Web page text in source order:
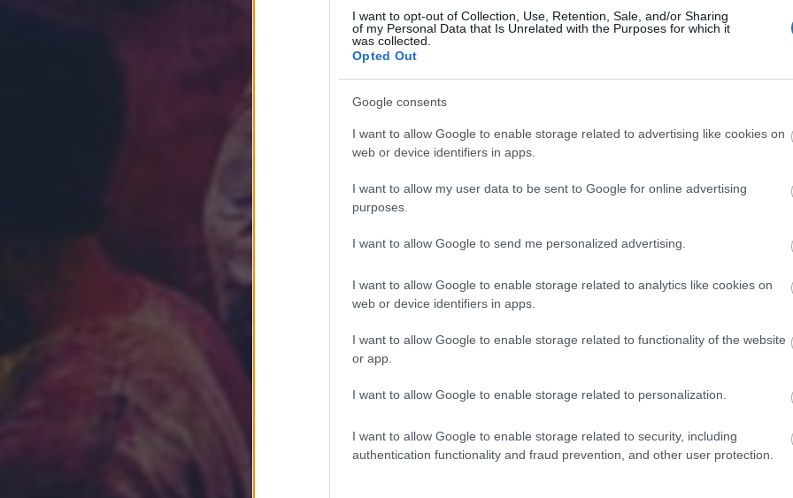
I want to opt-out of Collection, Use, Retention, Sale, and/or Sharing
of my Personal Data that Is Unrelated with the Purposes for which it
was collected.
Opted Out
Google consents
I want to allow Google to enable storage related to advertising like cookies on
web or device identifiers in apps.
I want to allow my user data to be sent to Google for online advertising
purposes.
I want to allow Google to send me personalized advertising.
I want to allow Google to enable storage related to analytics like cookies on
web or device identifiers in apps.
I want to allow Google to enable storage related to functionality of the website
or app.
I want to allow Google to enable storage related to personalization.
I want to allow Google to enable storage related to security, including
authentication functionality and fraud prevention, and other user protection.
SEO